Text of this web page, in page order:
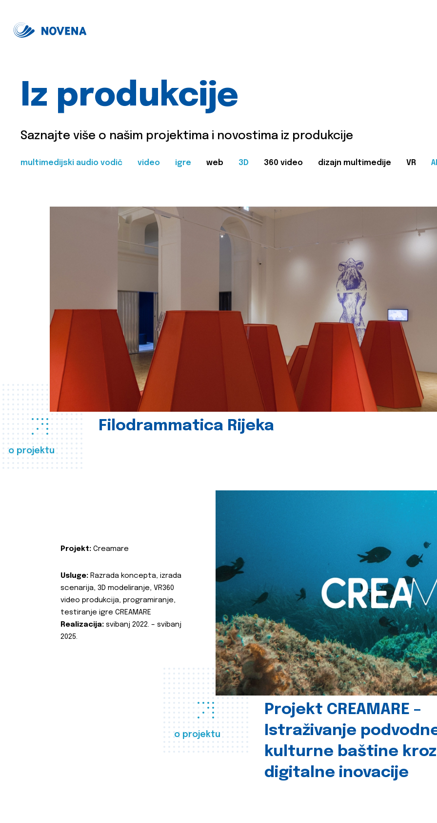
Iz produkcije
Saznajte više o našim projektima i novostima iz produkcije
multimedijski audio vodič video igre web 3D 360 video dizajn multimedije VR
o projektu
Filodrammatica Rijeka
o projektu
Projekt CREAMARE –
Istraživanje
kulturne baštine kroz
digitalne inovacije
Projekt: Creamare
Usluge: Razrada koncepta, izrada
scenarija, 3D modeliranje, VR360
video produkcija, programiranje,
testiranje igre CREAMARE
Realizacija: svibanj 2022. – svibanj
2025.